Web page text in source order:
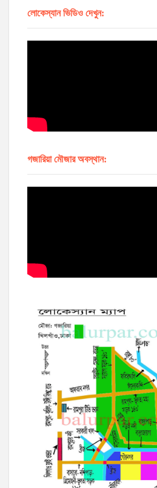
লোকেস্যান ভিডিও দেখুন:
গজারিয়া মৌজার অবস্থান: